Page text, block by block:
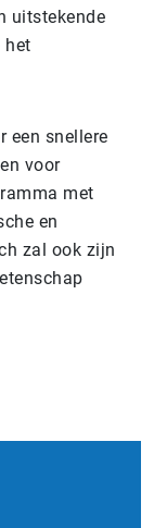
uitstekende
het
een snellere
voor
met
en
zal ook zijn